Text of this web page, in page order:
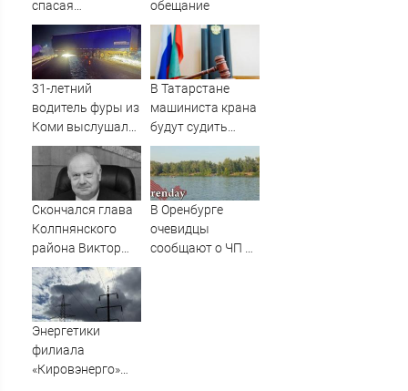
спасая
маленькую дочку
09/08/2026 –
Новости
обещание
31-летний
водитель фуры из
Коми выслушал
приговор за
смертельное ДТП
в Кирове
В Татарстане
машиниста крана
будут судить
после падения
рабочего с 10-
метровой высоты
09/08/2026 –
Скончался глава
Колпнянского
района Виктор
Громов
В Оренбурге
очевидцы
сообщают о ЧП на
Энергетики
филиала
«Кировэнерго»